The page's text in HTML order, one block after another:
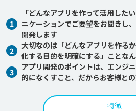
1
「どんなアプリを作って活用した
ニケーションでご要望をお聞きし
開発します
2
大切なのは「どんなアプリを作る
化する目的を明確にする」ことな
3
アプリ開発のポイントは、エンジ
的になくすこと、だからお客様と
特徴